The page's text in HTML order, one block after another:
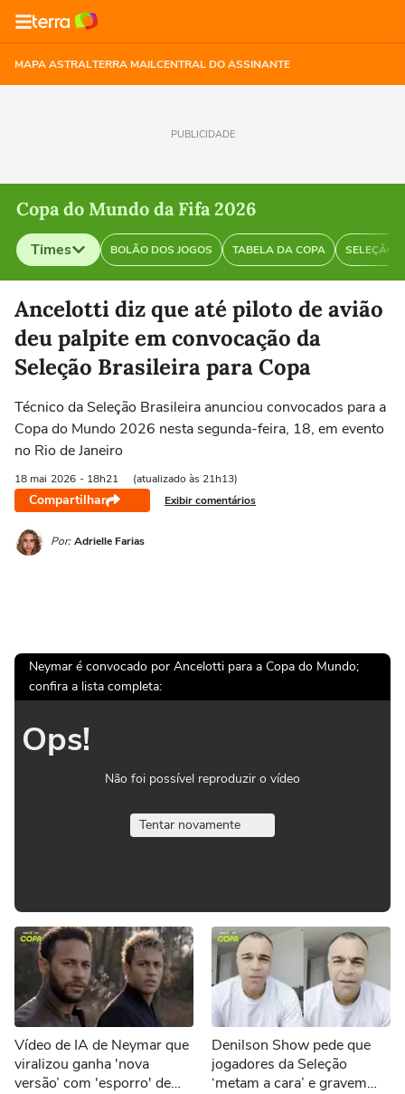
MAPA ASTRALTERRA MAILCENTRAL DO ASSINANTE
PUBLICIDADE
Copa do Mundo da Fifa 2026
Times BOLÃO DOS JOGOS TABELA DA COPA SELEÇÃO
Selecione o time para ver as notícias
Ancelotti diz que até piloto de avião
deu palpite em convocação da
Seleção Brasileira para Copa
Técnico da Seleção Brasileira anunciou convocados para a
Copa do Mundo 2026 nesta segunda-feira, 18, em evento
no Rio de Janeiro
18 mai 2026 - 18h21 (atualizado às 21h13)
Compartilhar Exibir comentários
Por: Adrielle Farias
Neymar é convocado por Ancelotti para a Copa do Mundo;
confira a lista completa:
Ops!
Não foi possível reproduzir o vídeo
Tentar novamente
Vídeo de IA de Neymar que
viralizou ganha 'nova
versão’ com 'esporro' de
Denilson Show pede que
jogadores da Seleção
‘metam a cara’ e gravem